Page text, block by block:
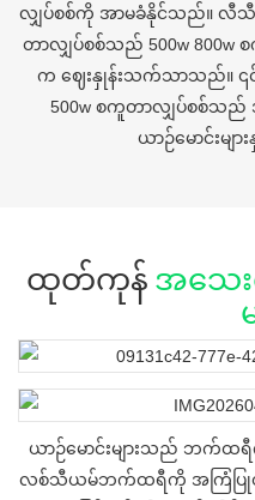
လျှပ်စစ်ကို အာမခံနိုင်သည်။ လီ
တာလျှပ်စစ်သည် 500w 800w
က ဈေးနှုန်းသက်သာသည်။ ၎
500w စကူတာလျှပ်စစ်သည်
ယာဉ်မောင်းမ
ထုတ်ကုန် အသေ
ယာဉ်မောင်းများသည် ဘ
လစ်သီယမ်ဘက်ထရီကို အကြံပြု